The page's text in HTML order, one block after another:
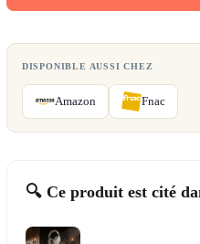
DISPONIBLE AUSSI CHEZ
Amazon Fnac
🔍 Ce produit est cité